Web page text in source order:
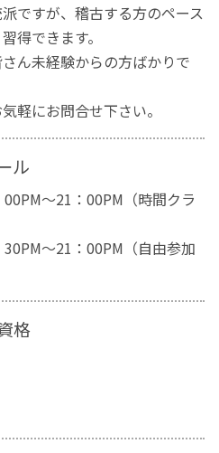
ですが、稽古する方のペース
得できます。
ん未経験からの方ばかりで
軽にお問合せ下さい。
ル
～21：00PM（時間クラ
～21：00PM（自由参加
格